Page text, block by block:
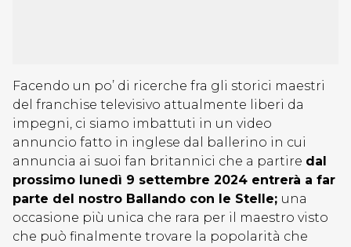
Facendo un po’ di ricerche fra gli storici maestri
del franchise televisivo attualmente liberi da
impegni, ci siamo imbattuti in un video
annuncio fatto in inglese dal ballerino in cui
annuncia ai suoi fan britannici che a partire dal
prossimo lunedì 9 settembre 2024 entrerà a far
parte del nostro Ballando con le Stelle; una
occasione più unica che rara per il maestro visto
che può finalmente trovare la popolarità che